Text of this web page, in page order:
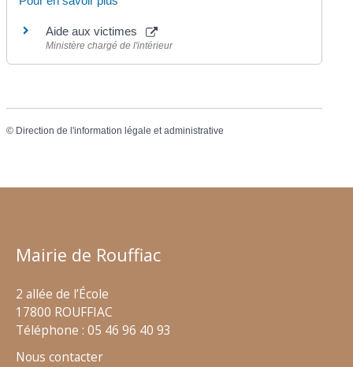
Aide aux victimes
Ministère chargé de l'intérieur
© Direction de l'information légale et administrative
Mairie de Rouffiac
2 allée de l’École
17800 ROUFFIAC
Téléphone : 05 46 96 40 93
Nous contacter